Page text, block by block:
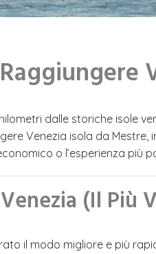
dalle storiche isole
Venezia isola da Mestre,
o l’esperienza più
(Il Più
il modo migliore e più